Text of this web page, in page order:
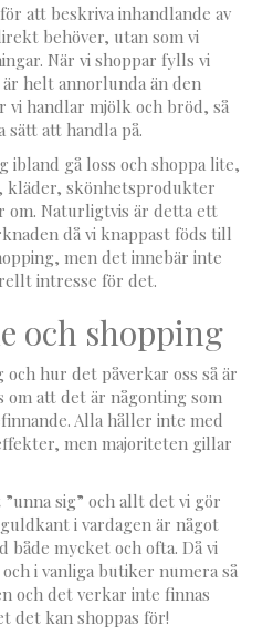
att beskriva inhandlande av
behöver, utan som vi
När vi shoppar fylls vi
helt annorlunda än den
vi handlar mjölk och bröd, så
att handla på.
ibland gå loss och shoppa lite,
kläder, skönhetsprodukter
Naturligtvis är detta ett
då vi knappast föds till
men det innebär inte
intresse för det.
och shopping
och hur det påverkar oss så är
om att det är någonting som
Alla håller inte med
men majoriteten gillar
sig” och allt det vi gör
i vardagen är något
både mycket och ofta. Då vi
i vanliga butiker numera så
och det verkar inte finnas
det kan shoppas för!